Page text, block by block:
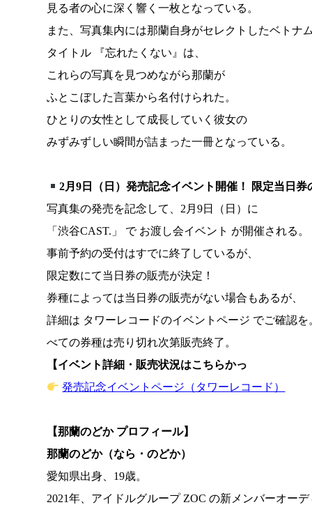
見る者の心に深く響く一枚となっている。
また、写真集内には那蘭自身がセレクトしたベトナ
タイトル 『忘れたくない』は、
これらの写真を見つめながら那蘭が
ふとこぼした言葉から名付けられた。
ひとりの女性として成長していく彼女の
みずみずしい瞬間が詰まった一冊となっている。
2月9日（日）発売記念イベント開催！ 限定当日券
写真集の発売を記念して、2月9日（日）に
「渋谷CAST.」 で お渡し会イベント が開催される。
事前予約の受付はすでに終了しているが、
限定数にて当日券の販売が決定！
券種によっては当日券の販売がない場合もあるが、
詳細は タワーレコードのイベントページ でご確認を
べての券種は売り切れ次第販売終了。
【イベント詳細・販売状況はこちらかっ
発売記念イベントページ（タワーレコード）
【那蘭のどか プロフィール】
那蘭のどか（なら・のどか）
愛知県出身、19歳。
2021年、アイドルグループ ZOC の新メンバーオーデ